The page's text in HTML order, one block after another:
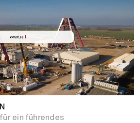
ein führendes